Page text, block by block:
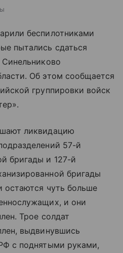
беспилотниками
пытались сдаться
Об этом сообщается
группировки войск
ликвидацию
57-й
бригады и 127-й
бригады
остаются чуть больше
и они
Трое солдат
выдвинувшись
с поднятыми руками,